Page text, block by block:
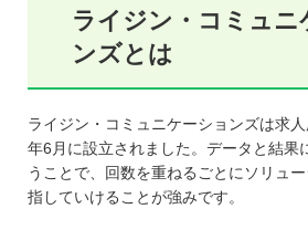
ライジン・コミュニ
ンズとは
ライジン・コミュニケーションズは求
年6月に設立されました。データと結果
うことで、回数を重ねるごとにソリュ
指していけることが強みです。